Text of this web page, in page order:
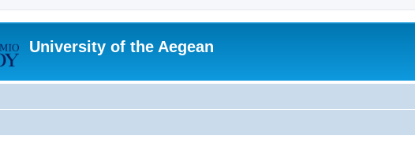
University of the Aegean